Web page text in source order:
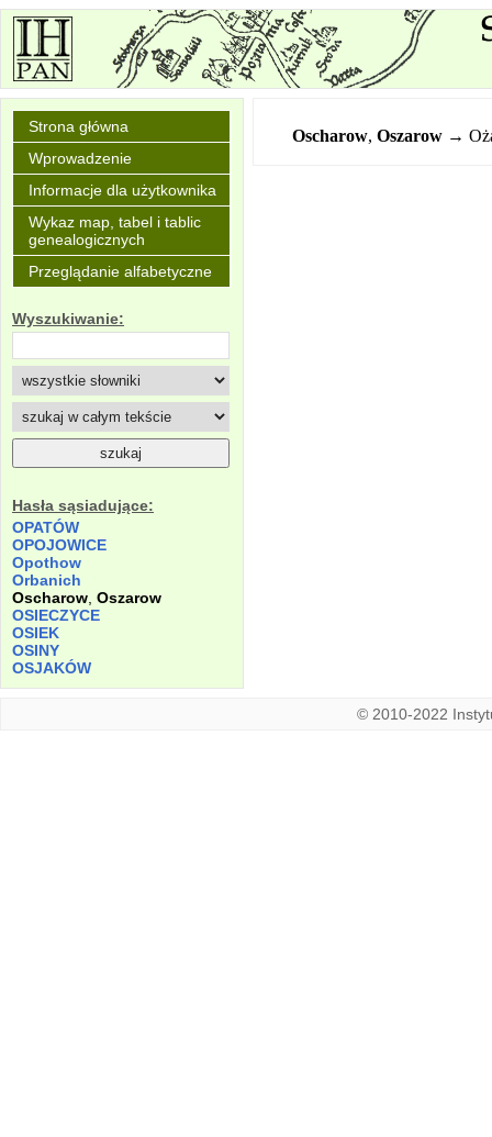
Strona główna
Wprowadzenie
Informacje dla użytkownika
Wykaz map, tabel i tablic
genealogicznych
Przeglądanie alfabetyczne
Wyszukiwanie:
Hasła sąsiadujące:
OPATÓW
OPOJOWICE
Opothow
Orbanich
Oscharow Oszarow
OSIECZYCE
OSIEK
OSINY
OSJAKÓW
Oscharow,Oszarow →
© 2010-2022